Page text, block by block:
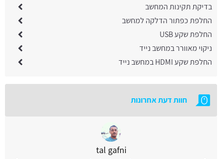
בדיקת תקינות המחשב
החלפת כפתור הדלקה למחשב
החלפת שקע USB
ניקוי מאוורר במחשב נייד
החלפת שקע HDMI במחשב נייד
חוות דעת אחרונות
tal gafni